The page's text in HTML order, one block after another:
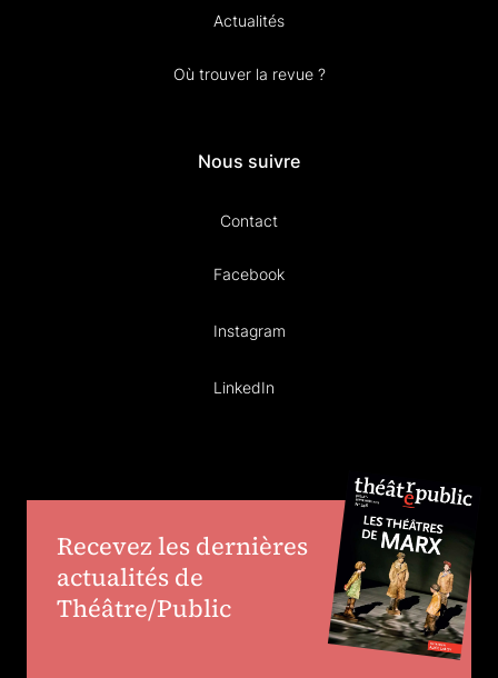
Actualités
Où trouver la revue ?
Nous suivre
Contact
Facebook
Instagram
LinkedIn
Recevez les dernières
actualités de
Théâtre/Public